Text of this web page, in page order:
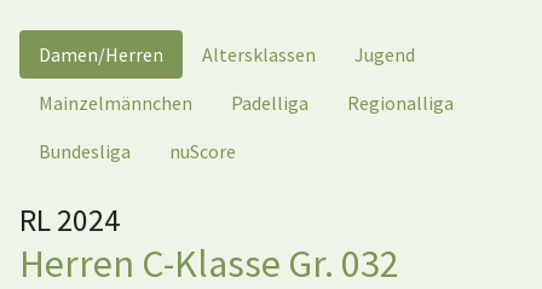
Damen/Herren Altersklassen
Jugend
Mainzelmännchen
Padelliga
Regionalliga
Bundesliga
nuScore
RL 2024
Herren C-Klasse Gr. 032